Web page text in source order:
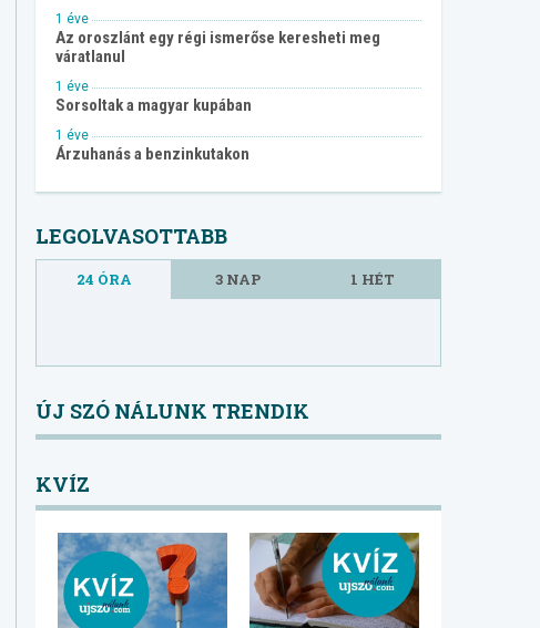
1 éve
Az oroszlánt egy régi ismerőse keresheti meg
váratlanul
1 éve
Sorsoltak a magyar kupában
1 éve
Árzuhanás a benzinkutakon
LEGOLVASOTTABB
24 ÓRA 3 NAP 1 HÉT
ÚJ SZÓ NÁLUNK TRENDIK
KVÍZ